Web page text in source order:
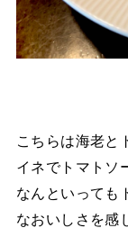
こちらは海老と
イネでトマトソ
なんといっても
なおいしさを感